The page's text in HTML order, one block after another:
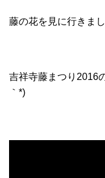
藤の花を見に行きま
吉祥寺藤まつり2016
｀*)